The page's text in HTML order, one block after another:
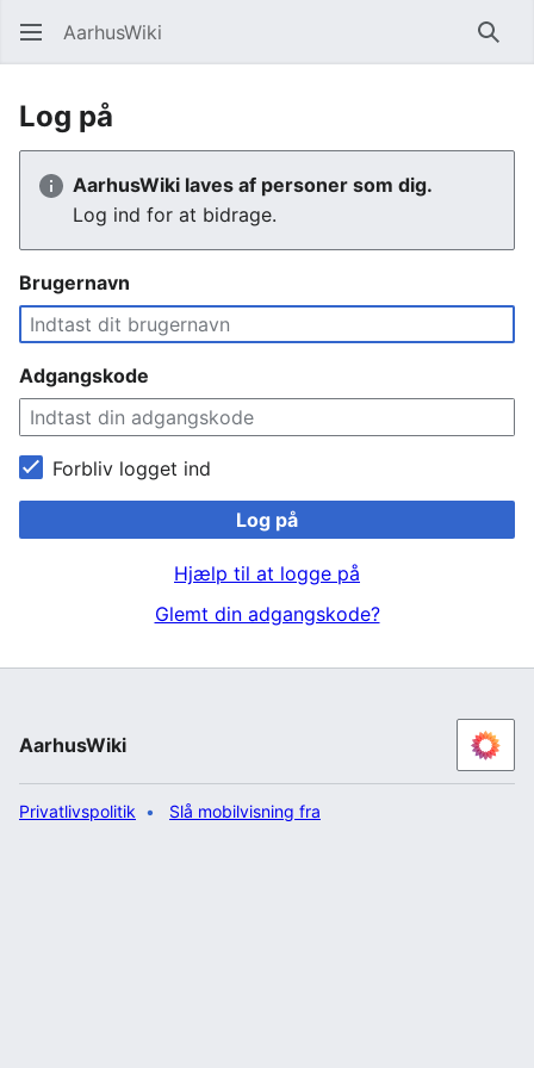
AarhusWiki Søg
Log på
AarhusWiki laves af personer som dig.
Log ind for at bidrage.
Brugernavn
Adgangskode
Forbliv logget ind
Log på
Hjælp til at logge på
Glemt din adgangskode?
AarhusWiki
Privatlivspolitik Slå mobilvisning fra